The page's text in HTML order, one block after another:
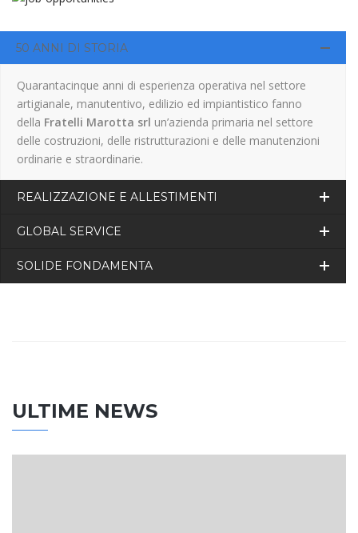
50 ANNI DI STORIA
Quarantacinque anni di esperienza operativa nel settore
artigianale, manutentivo, edilizio ed impiantistico fanno
della Fratelli Marotta srl un’azienda primaria nel settore
delle costruzioni, delle ristrutturazioni e delle manutenzioni
ordinarie e straordinarie.
REALIZZAZIONE E ALLESTIMENTI
GLOBAL SERVICE
SOLIDE FONDAMENTA
ULTIME NEWS